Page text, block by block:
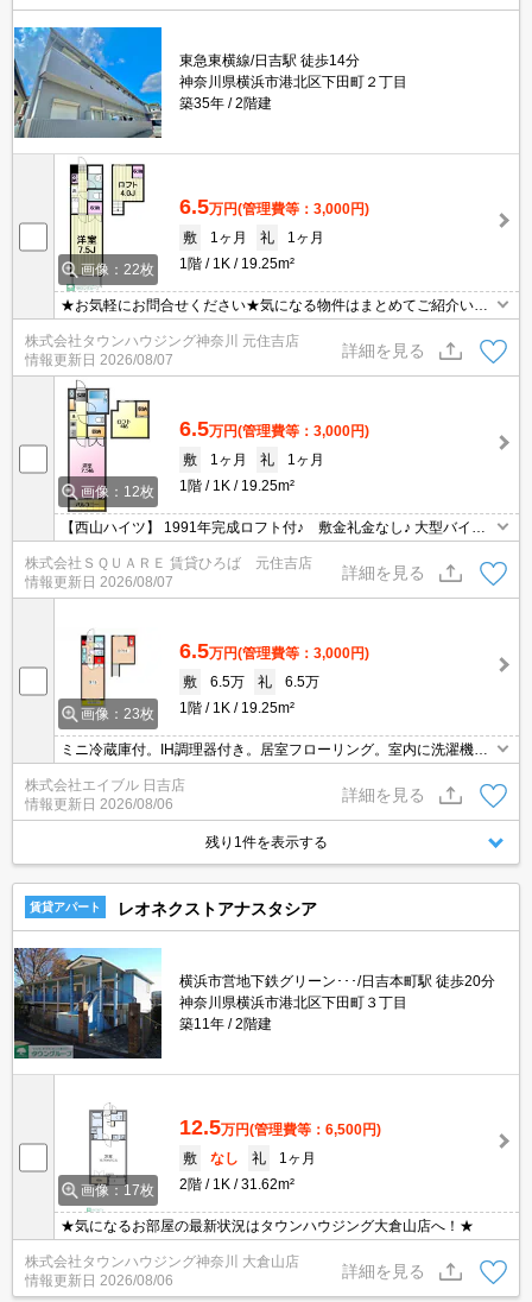
東急東横線/日吉駅 徒歩14分
神奈川県横浜市港北区下田町２丁目
築35年
2階建
画像：22枚
6.5万円(管理費等：3,000円)
敷
1ヶ月 礼
1ヶ月
1階
1K 19.25m²
★お気軽にお問合せください★気になる物件はまとめてご紹介いた
相談も承ります★
株式会社タウンハウジング神奈川 元住吉店
情報更新日 2026/08/07
詳細を見る
画像：12枚
6.5万円(管理費等：3,000円)
敷
1ヶ月 礼
1ヶ月
1階
1K 19.25m²
【西山ハイツ】 1991年完成ロフト付♪ 敷金礼金なし♪ 大型バイク
株式会社ＳＱＵＡＲＥ 賃貸ひろば 元住吉店
情報更新日 2026/08/07
詳細を見る
画像：23枚
6.5万円(管理費等：3,000円)
敷
6.5万 礼
6.5万
1階
1K 19.25m²
ミニ冷蔵庫付。IH調理器付き。居室フローリング。室内に洗濯機置
納あり。仲介手数料家賃の55%。
株式会社エイブル 日吉店
情報更新日 2026/08/06
詳細を見る
残り1件を表示する
賃貸アパート レオネクストアナスタシア
横浜市営地下鉄グリーン･･･/日吉本町駅 徒歩20分
神奈川県横浜市港北区下田町３丁目
築11年
2階建
画像：17枚
12.5万円(管理費等：6,500円)
敷
なし 礼
1ヶ月
2階
1K 31.62m²
★気になるお部屋の最新状況はタウンハウジング大倉山店へ！★
株式会社タウンハウジング神奈川 大倉山店
情報更新日 2026/08/06
詳細を見る